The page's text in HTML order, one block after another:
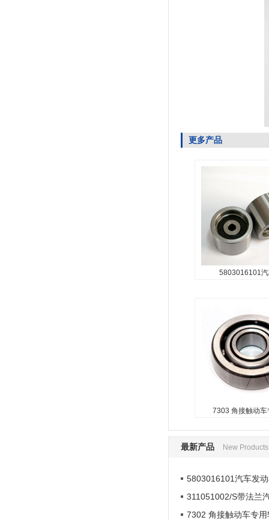
更多产品
5803016101
7303 角接触动车
最新产品 New Products
5803016101汽车发
311051002/S带法兰
7302 角接触动车专用